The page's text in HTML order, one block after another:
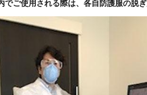
でご使用される際は、各自防護服の脱